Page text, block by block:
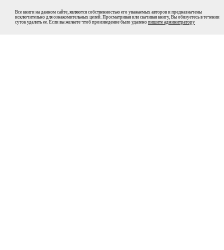
Все книги на данном сайте, являются собственностью его уважаемых авторов и предназначены
исключительно для ознакомительных целей. Просматривая или скачивая книгу, Вы обязуетесь в течении
суток удалить ее. Если вы желаете чтоб произведение было удалено пишите админитратору